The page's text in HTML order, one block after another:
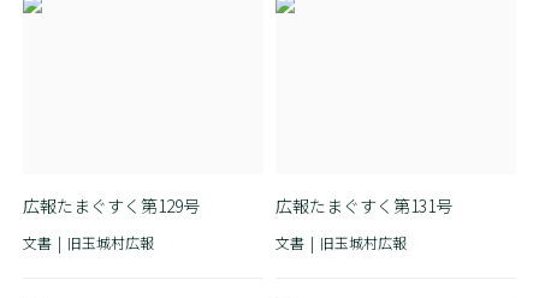
広報たまぐすく第129号
文書 旧玉城村広報
広報たまぐすく第131号
文書 旧玉城村広報